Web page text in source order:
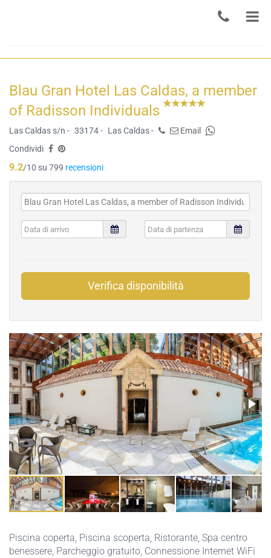
Blau Gran Hotel Las Caldas, a member
of Radisson Individuals
Las Caldas s/n - 33174 - Las Caldas -
Email
Condividi
9.2/10 su 799 recensioni
Verifica disponibilità
Piscina coperta, Piscina scoperta, Ristorante, Spa centro
benessere, Parcheggio gratuito, Connessione Internet WiFi